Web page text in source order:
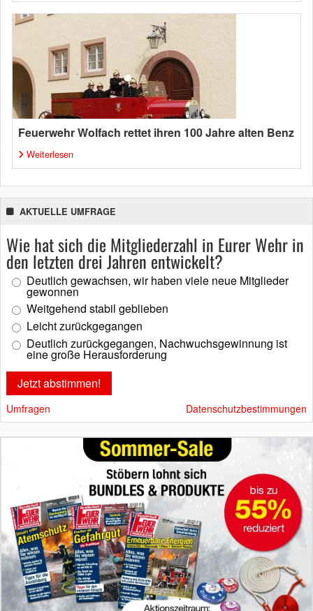
Feuerwehr Wolfach rettet ihren 100 Jahre alten Benz
Weiterlesen
AKTUELLE UMFRAGE
Wie hat sich die Mitgliederzahl in Eurer Wehr in
den letzten drei Jahren entwickelt?
Deutlich gewachsen, wir haben viele neue Mitglieder
gewonnen
Weitgehend stabil geblieben
Leicht zurückgegangen
Deutlich zurückgegangen, Nachwuchsgewinnung ist
eine große Herausforderung
Umfragen Datenschutzbestimmungen